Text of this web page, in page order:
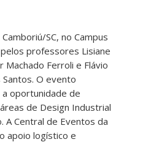
SC, no Campus
professores Lisiane
Machado Ferroli e Flávio
O evento
oportunidade de
de Design Industrial
A Central de Eventos da
apoio logístico e